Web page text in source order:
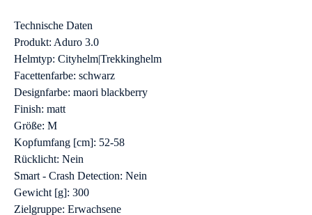
Technische Daten
Produkt: Aduro 3.0
Helmtyp: Cityhelm|Trekkinghelm
Facettenfarbe: schwarz
Designfarbe: maori blackberry
Finish: matt
Größe: M
Kopfumfang [cm]: 52-58
Rücklicht: Nein
Smart - Crash Detection: Nein
Gewicht [g]: 300
Zielgruppe: Erwachsene